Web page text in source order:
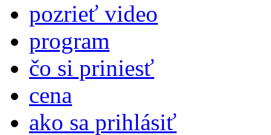
pozrieť video
program
čo si priniesť
cena
ako sa prihlásiť